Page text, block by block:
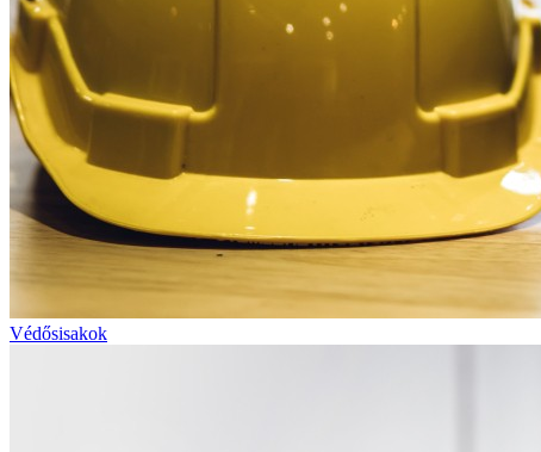
Védősisakok